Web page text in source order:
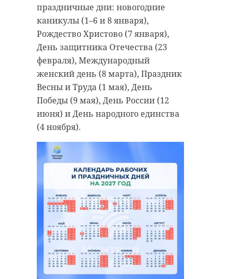
праздничные дни: новогодние
каникулы (1–6 и 8 января),
Рождество Христово (7 января),
День защитника Отечества (23
февраля), Международный
женский день (8 марта), Праздник
Весны и Труда (1 мая), День
Победы (9 мая), День России (12
июня) и День народного единства
(4 ноября).